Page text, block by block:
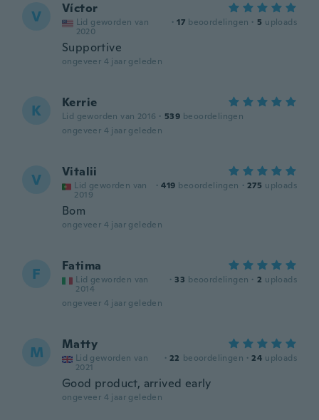
V Víctor
Lid geworden van
2020
· 17 beoordelingen · 5 uploads
Supportive
ongeveer 4 jaar geleden
K Kerrie
Lid geworden van 2016 · 539 beoordelingen
ongeveer 4 jaar geleden
V Vitalii
Lid geworden van
2019
· 419 beoordelingen · 275 uploads
Bom
ongeveer 4 jaar geleden
F Fatima
Lid geworden van
2014
· 33 beoordelingen · 2 uploads
ongeveer 4 jaar geleden
M Matty
Lid geworden van
2021
· 22 beoordelingen · 24 uploads
Good product, arrived early
ongeveer 4 jaar geleden